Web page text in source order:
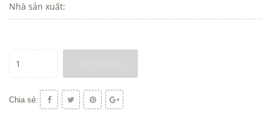
Nhà sản xuất:
Chia sẻ: